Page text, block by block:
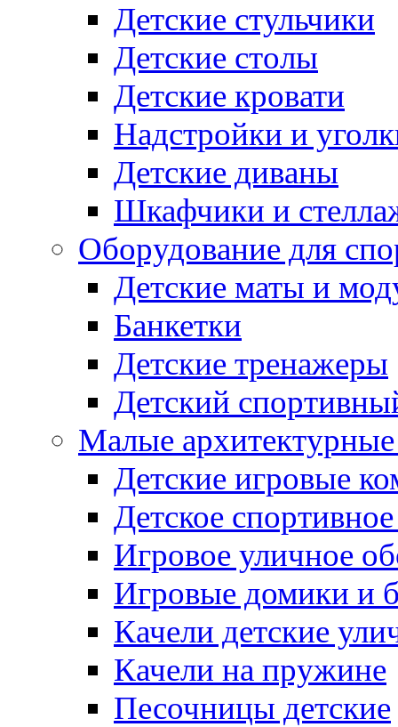
Детские стульчики
Детские столы
Детские кровати
Надстройки и
Детские диваны
Шкафчики и
Оборудование для
Детские маты и
Банкетки
Детские тренажеры
Детский
Малые
Детские игровые
Детское
Игровое уличное
Игровые домики и
Качели детские
Качели на пружине
Песочницы детские